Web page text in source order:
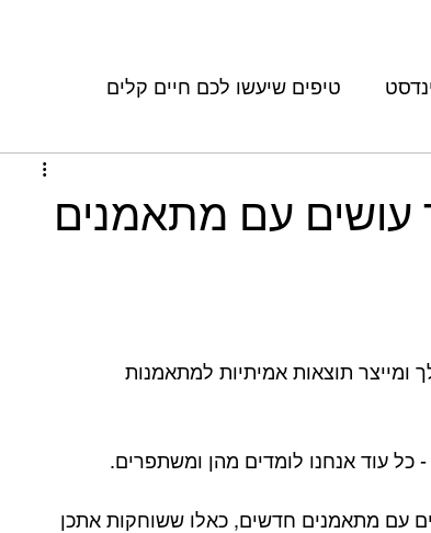
טיפים שיעשו לכם חיים קלים
עושים עם מתאמנים
תוצאות אמיתיות למתאמנות
כל עוד אנחנו לומדים מהן ומשתפרים.
עושים עם מתאמנים חדשים, כאלו ששוחקות אתכן